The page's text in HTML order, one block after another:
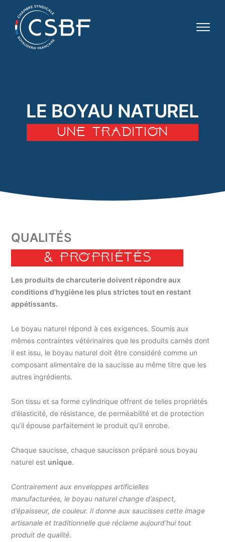
LE BOYAU NATUREL
UNE TRADITION
QUALITÉS
& PROPRIÉTÉS
Les produits de charcuterie doivent répondre aux
conditions d’hygiène les plus strictes tout en restant
appétissants.
Le boyau naturel répond à ces exigences. Soumis aux
mêmes contraintes vétérinaires que les produits carnés dont
il est issu, le boyau naturel doit être considéré comme un
composant alimentaire de la saucisse au même titre que les
autres ingrédients.
Son tissu et sa forme cylindrique offrent de telles propriétés
d’élasticité, de résistance, de perméabilité et de protection
qu’il épouse parfaitement le produit qu’il enrobe.
Chaque saucisse, chaque saucisson préparé sous boyau
naturel est unique.
Contrairement aux enveloppes artificielles
manufacturées, le boyau naturel change d’aspect,
d’épaisseur, de couleur. Il donne aux saucisses cette image
artisanale et traditionnelle que réclame aujourd’hui tout
produit de qualité.